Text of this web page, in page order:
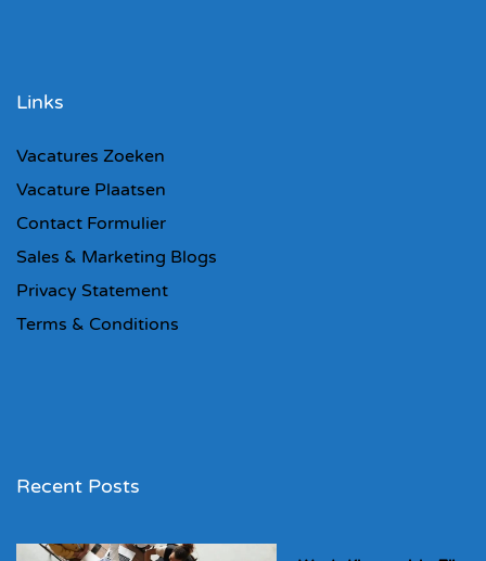
Links
Vacatures Zoeken
Vacature Plaatsen
Contact Formulier
Sales & Marketing Blogs
Privacy Statement
Terms & Conditions
Recent Posts